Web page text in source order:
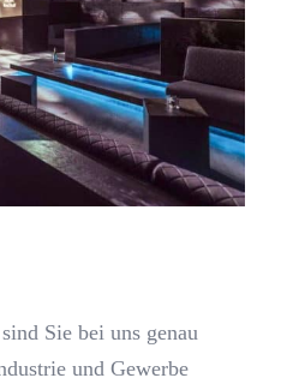
Sie bei uns genau
und Gewerbe